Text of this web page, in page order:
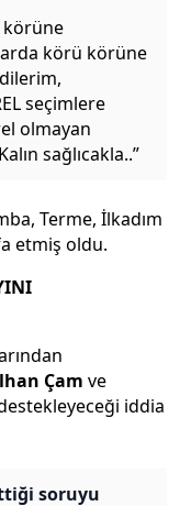
körüne
körü körüne
seçimlere
olmayan
sağlıcakla..”
Terme, İlkadım
etmiş oldu.
Çam ve
iddia